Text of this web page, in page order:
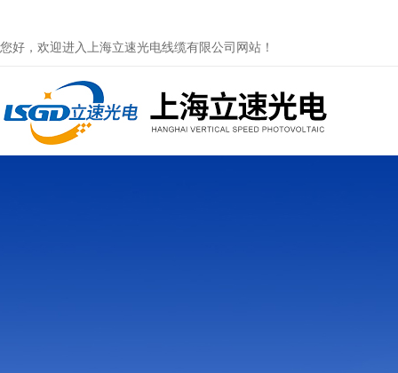
您好，欢迎进入上海立速光电线缆有限公司网站！